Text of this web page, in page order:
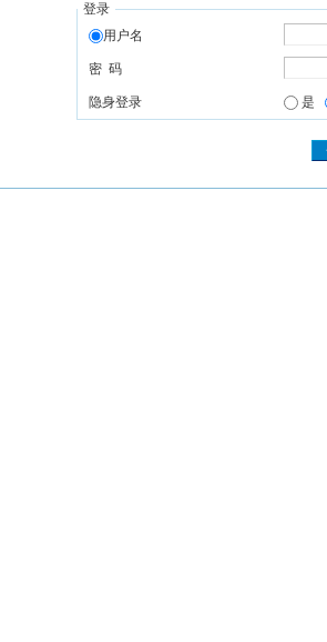
登录
用户名
密 码
隐身登录 是